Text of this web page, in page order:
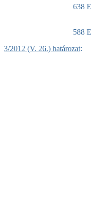
638
588
3/2012 (V. 26.) határozat: